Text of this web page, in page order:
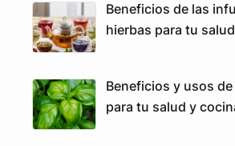
Beneficios de las
hierbas para tu salud
Beneficios y usos
para tu salud y